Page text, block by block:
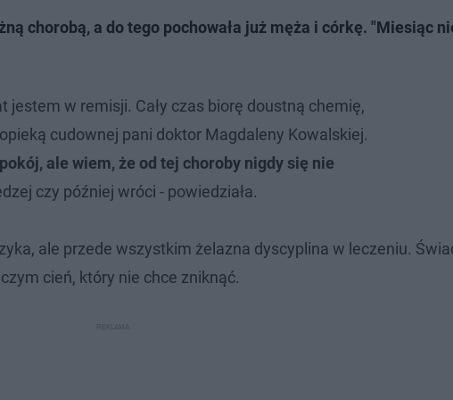
chorobą, a do tego pochowała już męża i córkę. "Miesiąc
jestem w remisji. Cały czas biorę doustną chemię,
cudownej pani doktor Magdaleny Kowalskiej.
ale wiem, że od tej choroby nigdy się nie
czy później wróci - powiedziała.
ale przede wszystkim żelazna dyscyplina w leczeniu.
cień, który nie chce zniknąć.